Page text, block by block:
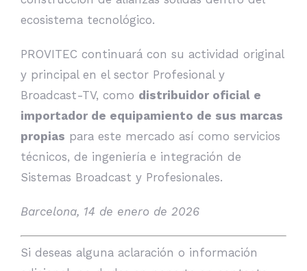
ecosistema tecnológico.
PROVITEC continuará con su actividad original
y principal en el sector Profesional y
Broadcast-TV, como distribuidor oficial e
importador de equipamiento de sus marcas
propias para este mercado así como servicios
técnicos, de ingeniería e integración de
Sistemas Broadcast y Profesionales.
Barcelona, 14 de enero de 2026
Si deseas alguna aclaración o información